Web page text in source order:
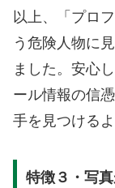
以上、「プロ
う危険人物に
ました。安心
ール情報の信
手を見つける
特徴３・写